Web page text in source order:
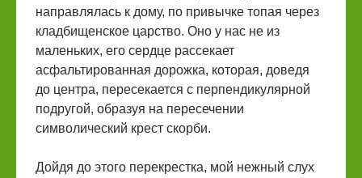
направлялась к дому, по привычке топая через
кладбищенское царство. Оно у нас не из
маленьких, его сердце рассекает
асфальтированная дорожка, которая, доведя
до центра, пересекается с перпендикулярной
подругой, образуя на пересечении
символический крест скорби.
Дойдя до этого перекрестка, мой нежный слух